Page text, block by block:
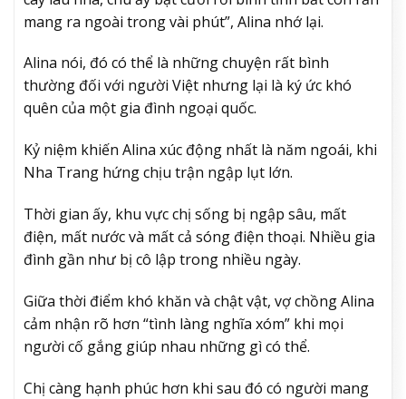
mang ra ngoài trong vài phút”, Alina nhớ lại.
Alina nói, đó có thể là những chuyện rất bình
thường đối với người Việt nhưng lại là ký ức khó
quên của một gia đình ngoại quốc.
Kỷ niệm khiến Alina xúc động nhất là năm ngoái, khi
Nha Trang hứng chịu trận ngập lụt lớn.
Thời gian ấy, khu vực chị sống bị ngập sâu, mất
điện, mất nước và mất cả sóng điện thoại. Nhiều gia
đình gần như bị cô lập trong nhiều ngày.
Giữa thời điểm khó khăn và chật vật, vợ chồng Alina
cảm nhận rõ hơn “tình làng nghĩa xóm” khi mọi
người cố gắng giúp nhau những gì có thể.
Chị càng hạnh phúc hơn khi sau đó có người mang